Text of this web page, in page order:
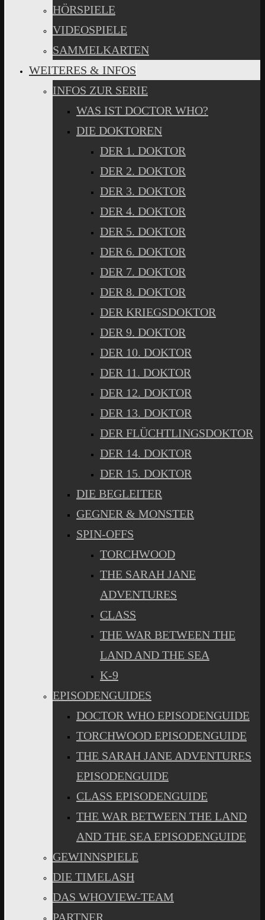
HÖRSPIELE
VIDEOSPIELE
SAMMELKARTEN
WEITERES & INFOS
INFOS ZUR SERIE
WAS IST DOCTOR WHO?
DIE DOKTOREN
DER 1. DOKTOR
DER 2. DOKTOR
DER 3. DOKTOR
DER 4. DOKTOR
DER 5. DOKTOR
DER 6. DOKTOR
DER 7. DOKTOR
DER 8. DOKTOR
DER KRIEGSDOKTOR
DER 9. DOKTOR
DER 10. DOKTOR
DER 11. DOKTOR
DER 12. DOKTOR
DER 13. DOKTOR
DER FLÜCHTLINGSDOKTOR
DER 14. DOKTOR
DER 15. DOKTOR
DIE BEGLEITER
GEGNER & MONSTER
SPIN-OFFS
TORCHWOOD
THE SARAH JANE
ADVENTURES
CLASS
THE WAR BETWEEN THE
LAND AND THE SEA
K-9
EPISODENGUIDES
DOCTOR WHO EPISODENGUIDE
TORCHWOOD EPISODENGUIDE
THE SARAH JANE ADVENTURES
EPISODENGUIDE
CLASS EPISODENGUIDE
THE WAR BETWEEN THE LAND
AND THE SEA EPISODENGUIDE
GEWINNSPIELE
DIE TIMELASH
DAS WHOVIEW-TEAM
PARTNER